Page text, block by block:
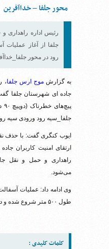
محور جلفا – خداآفرین
رئیس اداره راهداری
جلفا از آغاز
رود در محور
به گزارشموج ارس جلفا،
جاده ای شهرستان جلفا
جلفا_سیه رود ورودی سیه
ایوب کنگری گفت: با حذف
ارتقای امنیت کاربران
راهداری و حمل و نقل
می‌شود.
وی ادامه داد: عملیات
طول ۵۰۰ متر شروع شده و در حال انجام است.
کلمات کلیدی :